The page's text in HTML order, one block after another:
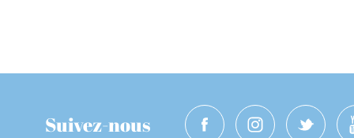
Suivez-nous